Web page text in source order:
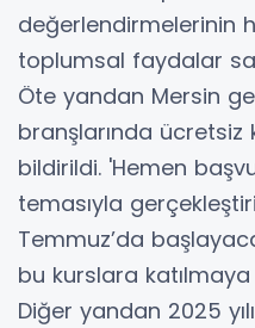
değerlendirmelerinin
toplumsal faydalar
Öte yandan Mersin
branşlarında ücretsiz
bildirildi. 'Hemen
temasıyla
Temmuz’da
bu kurslara
Diğer yandan 2025